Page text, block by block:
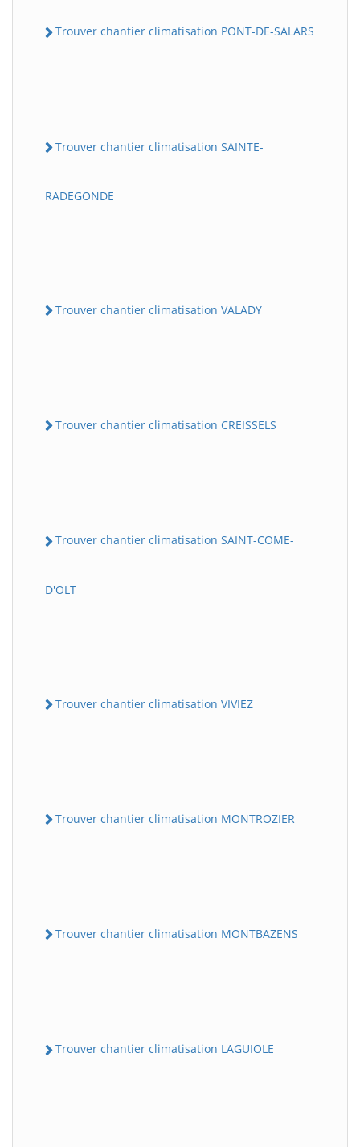
Trouver chantier climatisation PONT-DE-SALARS
Trouver chantier climatisation SAINTE-
RADEGONDE
Trouver chantier climatisation VALADY
Trouver chantier climatisation CREISSELS
Trouver chantier climatisation SAINT-COME-
D'OLT
Trouver chantier climatisation VIVIEZ
Trouver chantier climatisation MONTROZIER
Trouver chantier climatisation MONTBAZENS
Trouver chantier climatisation LAGUIOLE